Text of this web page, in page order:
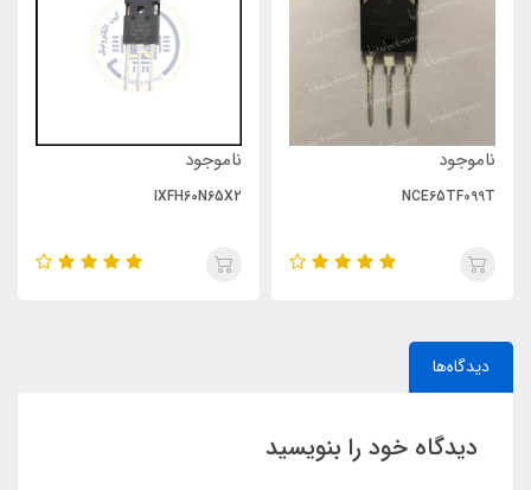
ناموجود
NCE65TF099T
ناموجود
IXFH60N65X2
دیدگاه‌ها
دیدگاه خود را بنویسید